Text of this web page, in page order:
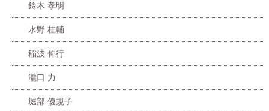
鈴木 孝明
水野 桂輔
稲波 伸行
瀧口 力
堀部 優規子